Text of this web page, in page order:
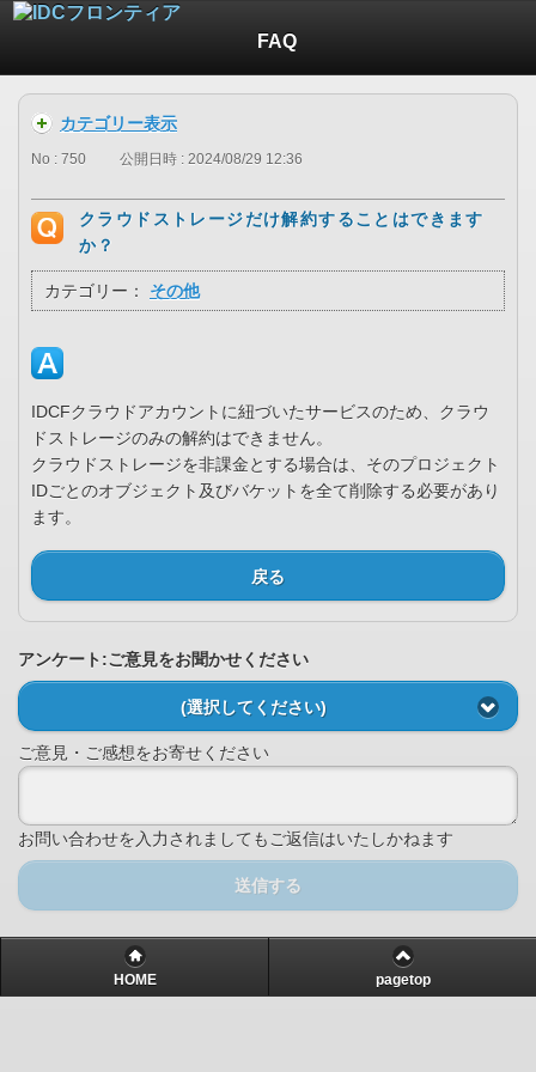
FAQ
カテゴリー表示
No : 750 公開日時 : 2024/08/29 12:36
クラウドストレージだけ解約することはできます
か？
カテゴリー： その他
IDCFクラウドアカウントに紐づいたサービスのため、クラウ
ドストレージのみの解約はできません。
クラウドストレージを非課金とする場合は、そのプロジェクト
IDごとのオブジェクト及びバケットを全て削除する必要があり
ます。
戻る
アンケート:ご意見をお聞かせください
(選択してください)
ご意見・ご感想をお寄せください
お問い合わせを入力されましてもご返信はいたしかねます
送信する
HOME pagetop